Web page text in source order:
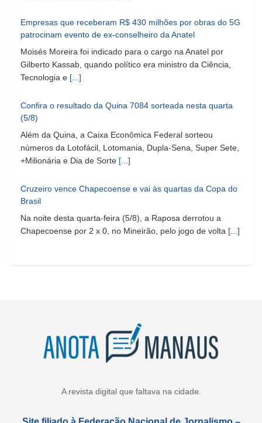
Empresas que receberam R$ 430 milhões por obras do 5G
patrocinam evento de ex-conselheiro da Anatel
Moisés Moreira foi indicado para o cargo na Anatel por
Gilberto Kassab, quando político era ministro da Ciência,
Tecnologia e [...]
Confira o resultado da Quina 7084 sorteada nesta quarta
(5/8)
Além da Quina, a Caixa Econômica Federal sorteou
números da Lotofácil, Lotomania, Dupla-Sena, Super Sete,
+Milionária e Dia de Sorte [...]
Cruzeiro vence Chapecoense e vai às quartas da Copa do
Brasil
Na noite desta quarta-feira (5/8), a Raposa derrotou a
Chapecoense por 2 x 0, no Mineirão, pelo jogo de volta [...]
A revista digital que faltava na cidade.